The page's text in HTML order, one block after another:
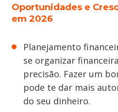
Oportunidades e
em 2026
Planejamento
se organizar
precisão. Fazer um
pode te dar mais
do seu dinheiro.